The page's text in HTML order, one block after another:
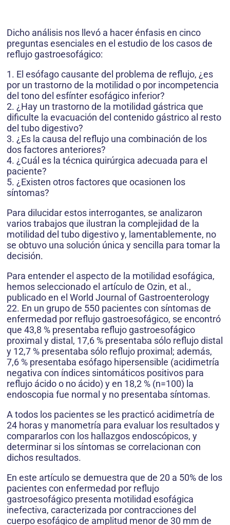
Dicho análisis nos llevó a hacer énfasis en cinco
preguntas esenciales en el estudio de los casos de
reflujo gastroesofágico:
1. El esófago causante del problema de reflujo, ¿es
por un trastorno de la motilidad o por incompetencia
del tono del esfínter esofágico inferior?
2. ¿Hay un trastorno de la motilidad gástrica que
dificulte la evacuación del contenido gástrico al resto
del tubo digestivo?
3. ¿Es la causa del reflujo una combinación de los
dos factores anteriores?
4. ¿Cuál es la técnica quirúrgica adecuada para el
paciente?
5. ¿Existen otros factores que ocasionen los
síntomas?
Para dilucidar estos interrogantes, se analizaron
varios trabajos que ilustran la complejidad de la
motilidad del tubo digestivo y, lamentablemente, no
se obtuvo una solución única y sencilla para tomar la
decisión.
Para entender el aspecto de la motilidad esofágica,
hemos seleccionado el artículo de Ozin, et al.,
publicado en el World Journal of Gastroenterology
22. En un grupo de 550 pacientes con síntomas de
enfermedad por reflujo gastroesofágico, se encontró
que 43,8 % presentaba reflujo gastroesofágico
proximal y distal, 17,6 % presentaba sólo reflujo distal
y 12,7 % presentaba sólo reflujo proximal; además,
7,6 % presentaba esófago hipersensible (acidimetría
negativa con índices sintomáticos positivos para
reflujo ácido o no ácido) y en 18,2 % (n=100) la
endoscopia fue normal y no presentaba síntomas.
A todos los pacientes se les practicó acidimetría de
24 horas y manometría para evaluar los resultados y
compararlos con los hallazgos endoscópicos, y
determinar si los síntomas se correlacionan con
dichos resultados.
En este artículo se demuestra que de 20 a 50% de los
pacientes con enfermedad por reflujo
gastroesofágico presenta motilidad esofágica
inefectiva, caracterizada por contracciones del
cuerpo esofágico de amplitud menor de 30 mm de